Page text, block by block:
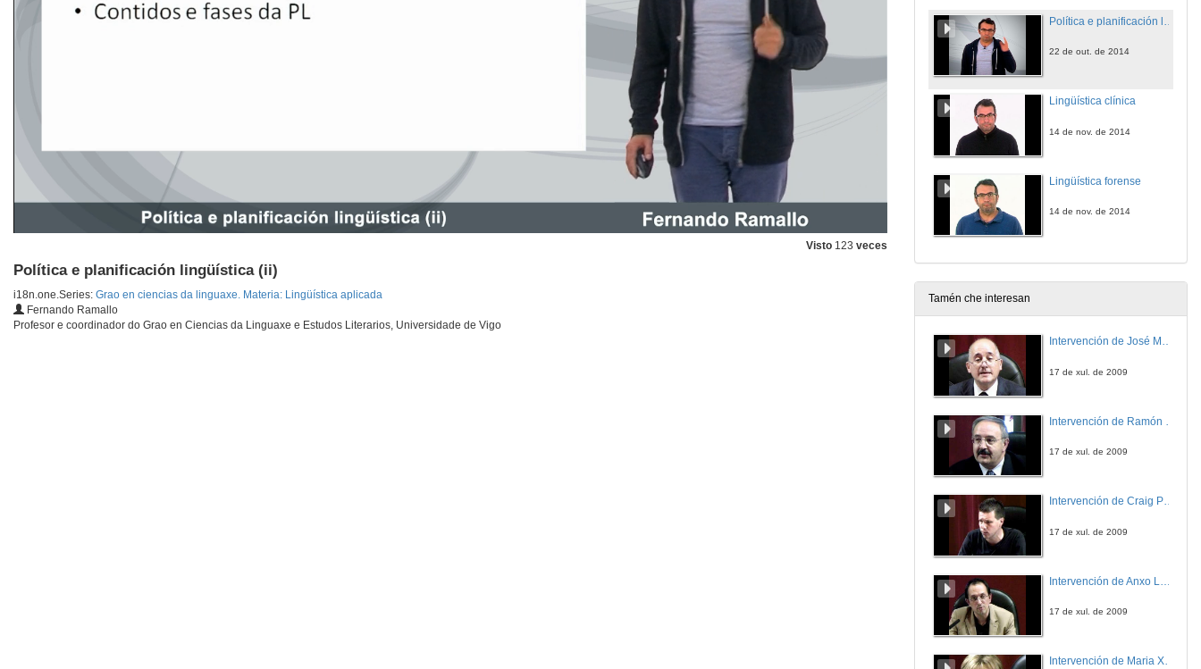
Visto 123 veces
Política e planificación lingüística (ii)
i18n.one.Series: Grao en ciencias da linguaxe. Materia: Lingüística aplicada
Fernando Ramallo
Profesor e coordinador do Grao en Ciencias da Linguaxe e Estudos Literarios, Universidade de Vigo
22 de out. de 2014
Lingüística clínica
14 de nov. de 2014
Lingüística forense
14 de nov. de 2014
Tamén che interesan
Intervención de José Maria Barja
17 de xul. de 2009
17 de xul. de 2009
Intervención de Craig Patterson
17 de xul. de 2009
17 de xul. de 2009
Intervención de Maria Xosé